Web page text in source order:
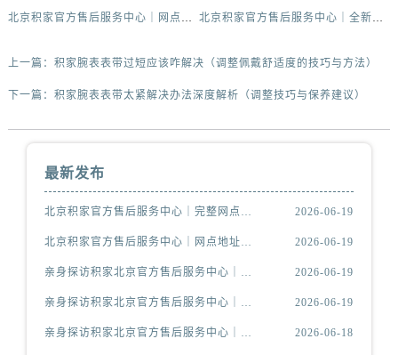
上一篇： 积家腕表表带过短应该咋解决（调整佩戴舒适度的技巧与方法）
下一篇： 积家腕表表带太紧解决办法深度解析（调整技巧与保养建议）
最新发布
2026-06-19
2026-06-19
2026-06-19
2026-06-19
2026-06-18